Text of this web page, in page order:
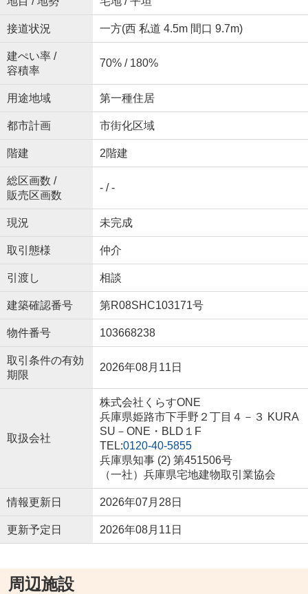
接道状況 一方(西 私道 4.5m 間口 9.7m)
建ぺい率 /
容積率
70% / 180%
用途地域 第一種住居
都市計画 市街化区域
階建 2階建
総区画数 /
販売区画数
- / -
現況 未完成
取引態様 仲介
引渡し 相談
建築確認番号 第R08SHC103171号
物件番号 103668238
取引条件の有効
期限
2026年08月11日
取扱会社
株式会社くらすONE
兵庫県姫路市下手野２丁目４－３ KURA
SU－ONE・BLD１F
TEL:0120-40-5855
兵庫県知事 (2) 第451506号
（一社）兵庫県宅地建物取引業協会
情報更新日 2026年07月28日
更新予定日 2026年08月11日
周辺施設